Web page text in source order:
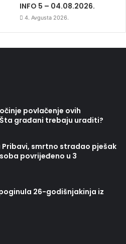
INFO 5 – 04.08.2026.
4. Avgusta 2026.
povlačenje ovih
građani trebaju uraditi?
Pribavi, smrtno stradao pješak
povrijeđeno u 3
26-godišnjakinja iz